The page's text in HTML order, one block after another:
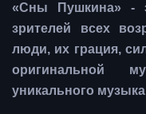
«Сны Пушкина» -
зрителей всех
люди, их грация,
оригинальной
уникального